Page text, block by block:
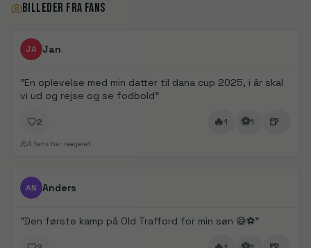
BILLEDER FRA FANS
FanDays bidrag
JA Jan
"En oplevelse med min datter til dana cup 2025, i år skal
vi ud og rejse og se fodbold"
2 🔥1 ⚽1 🍺
4 fans har reageret
FanDays bidrag
AN Anders
"Den første kamp på Old Trafford for min søn 😅⚽️"